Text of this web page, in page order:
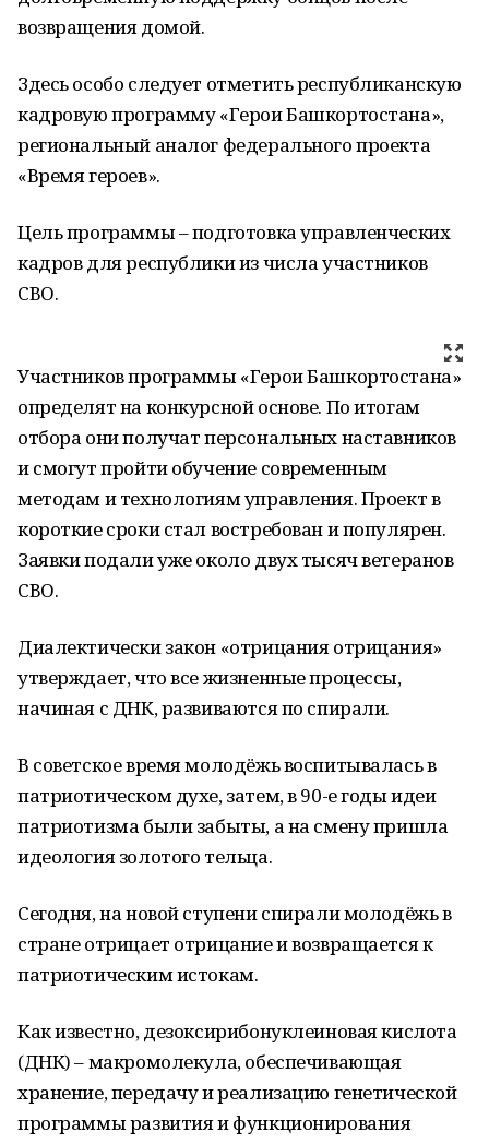
возвращения домой.
Здесь особо следует отметить республиканскую
кадровую программу «Герои Башкортостана»,
региональный аналог федерального проекта
«Время героев».
Цель программы – подготовка управленческих
кадров для республики из числа участников
СВО.
Участников программы «Герои Башкортостана»
определят на конкурсной основе. По итогам
отбора они получат персональных наставников
и смогут пройти обучение современным
методам и технологиям управления. Проект в
короткие сроки стал востребован и популярен.
Заявки подали уже около двух тысяч ветеранов
СВО.
Диалектически закон «отрицания отрицания»
утверждает, что все жизненные процессы,
начиная с ДНК, развиваются по спирали.
В советское время молодёжь воспитывалась в
патриотическом духе, затем, в 90-е годы идеи
патриотизма были забыты, а на смену пришла
идеология золотого тельца.
Сегодня, на новой ступени спирали молодёжь в
стране отрицает отрицание и возвращается к
патриотическим истокам.
Как известно, дезоксирибонуклеиновая кислота
(ДНК) – макромолекула, обеспечивающая
хранение, передачу и реализацию генетической
программы развития и функционирования